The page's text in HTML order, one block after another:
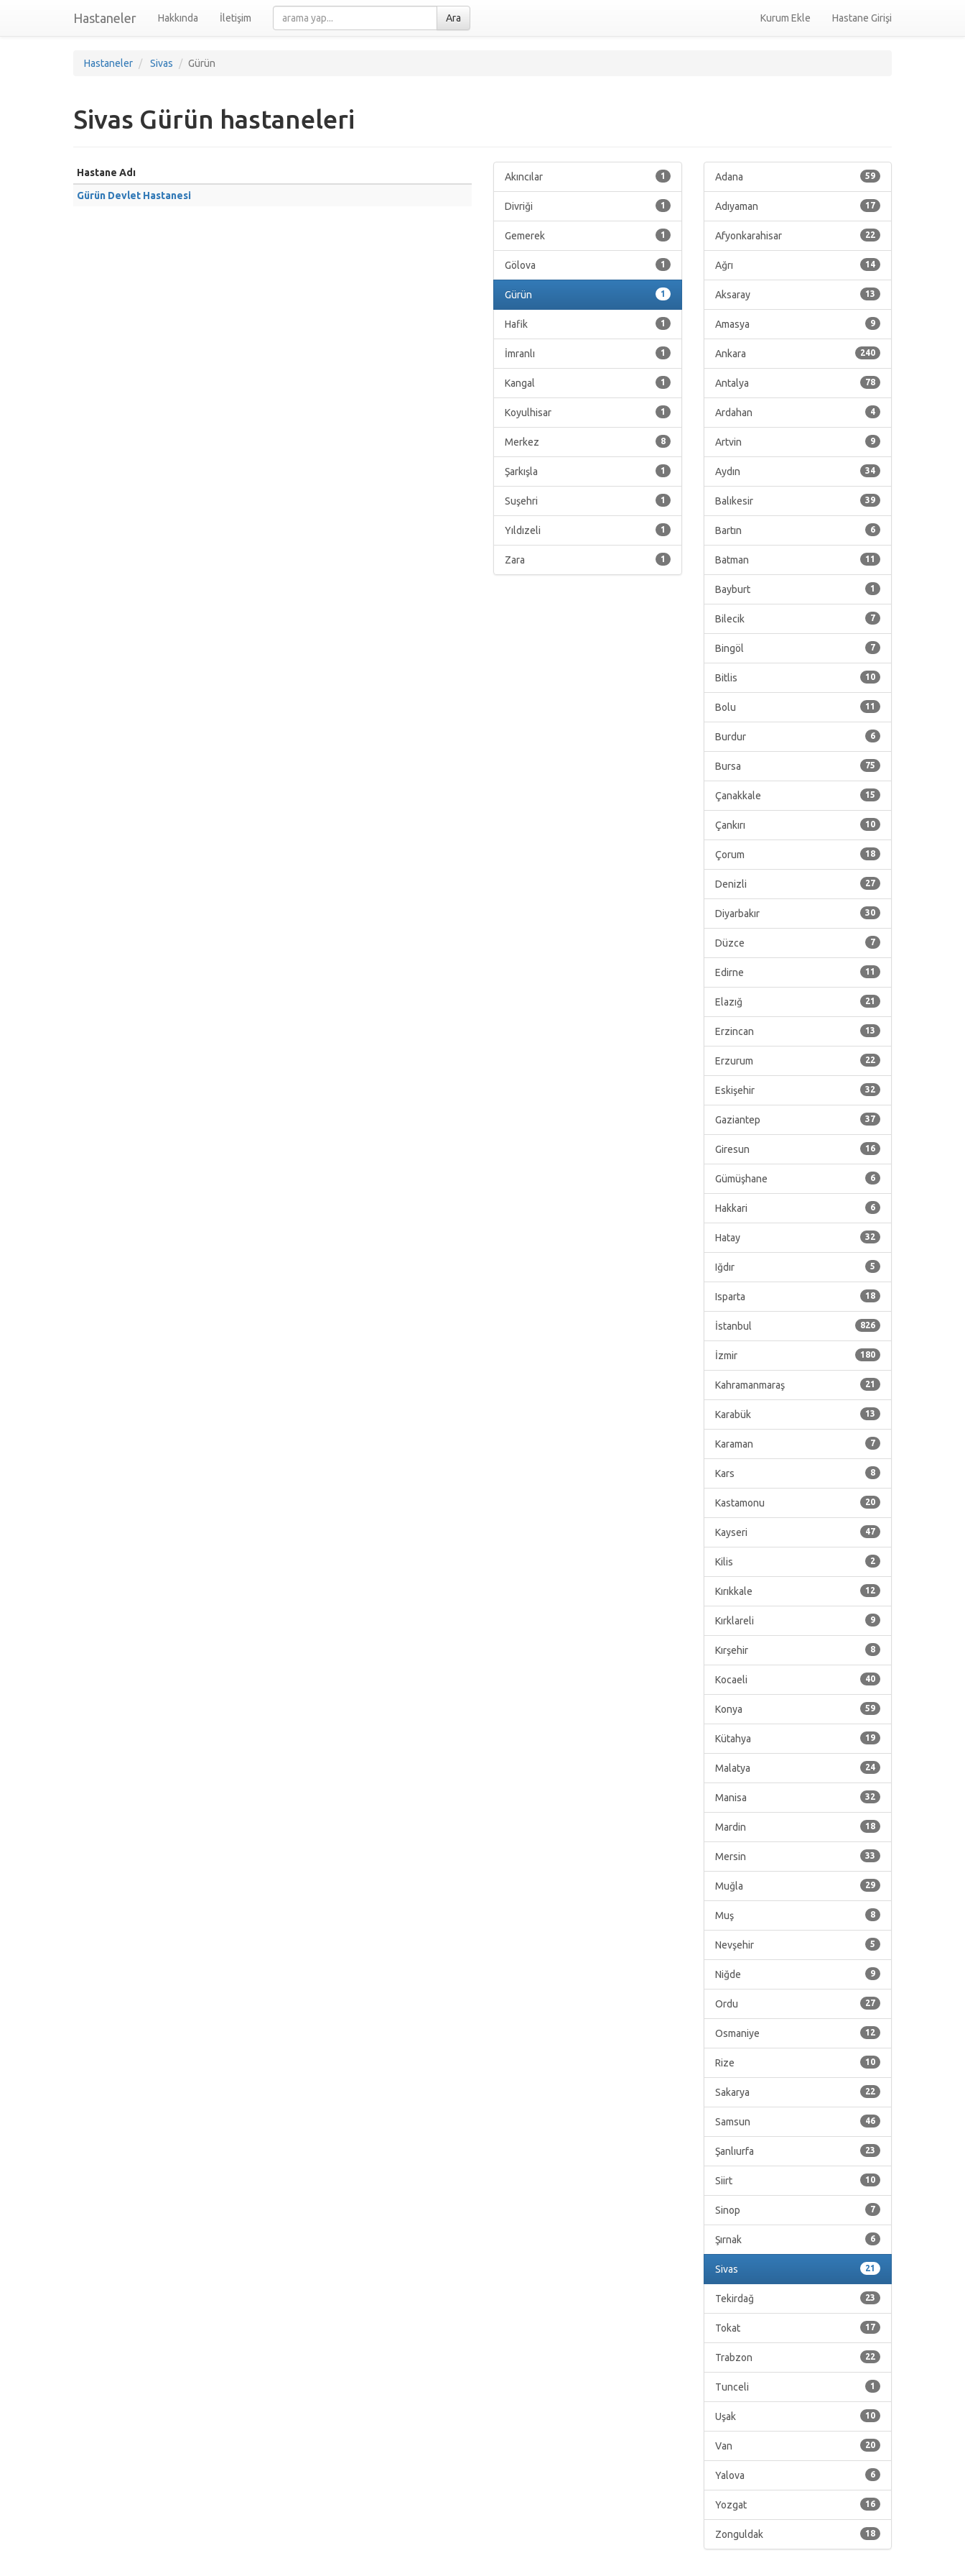
Hastaneler Hakkında İletişim Ara Kurum Ekle Hastane Girişi
Hastaneler Sivas Gürün
Sivas Gürün hastaneleri
Hastane Adı
Gürün Devlet Hastanesi
1
Akıncılar
1
Divriği
1
Gemerek
1
Gölova
1
Gürün
1
Hafik
1
İmranlı
1
Kangal
1
Koyulhisar
8
Merkez
1
Şarkışla
1
Suşehri
1
Yıldızeli
1
Zara
59
Adana
17
Adıyaman
22
Afyonkarahisar
14
Ağrı
13
Aksaray
9
Amasya
240
Ankara
78
Antalya
4
Ardahan
9
Artvin
34
Aydın
39
Balıkesir
6
Bartın
11
Batman
1
Bayburt
7
Bilecik
7
Bingöl
10
Bitlis
11
Bolu
6
Burdur
75
Bursa
15
Çanakkale
10
Çankırı
18
Çorum
27
Denizli
30
Diyarbakır
7
Düzce
11
Edirne
21
Elazığ
13
Erzincan
22
Erzurum
32
Eskişehir
37
Gaziantep
16
Giresun
6
Gümüşhane
6
Hakkari
32
Hatay
5
Iğdır
18
Isparta
826
İstanbul
180
İzmir
21
Kahramanmaraş
13
Karabük
7
Karaman
8
Kars
20
Kastamonu
47
Kayseri
2
Kilis
12
Kırıkkale
9
Kırklareli
8
Kırşehir
40
Kocaeli
59
Konya
19
Kütahya
24
Malatya
32
Manisa
18
Mardin
33
Mersin
29
Muğla
8
Muş
5
Nevşehir
9
Niğde
27
Ordu
12
Osmaniye
10
Rize
22
Sakarya
46
Samsun
23
Şanlıurfa
10
Siirt
7
Sinop
6
Şırnak
21
Sivas
23
Tekirdağ
17
Tokat
22
Trabzon
1
Tunceli
10
Uşak
20
Van
6
Yalova
16
Yozgat
18
Zonguldak